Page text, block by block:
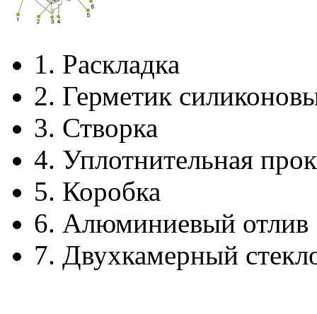
1. Раскладка
2. Герметик
3. Створка
4. Уплотнительная
5. Коробка
6. Алюминиевый отлив
7. Двухкамерный